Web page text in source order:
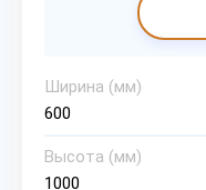
Ширина (мм)
600
Высота (мм)
1000